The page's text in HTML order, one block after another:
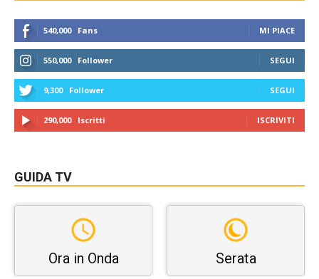
540,000 Fans MI PIACE
550,000 Follower SEGUI
9,300 Follower SEGUI
290,000 Iscritti ISCRIVITI
GUIDA TV
Ora in Onda Serata